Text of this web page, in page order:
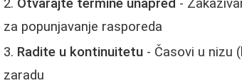
Otvarajte termine unapred -
za popunjavanje rasporeda
Radite u kontinuitetu - Časovi u nizu
zaradu